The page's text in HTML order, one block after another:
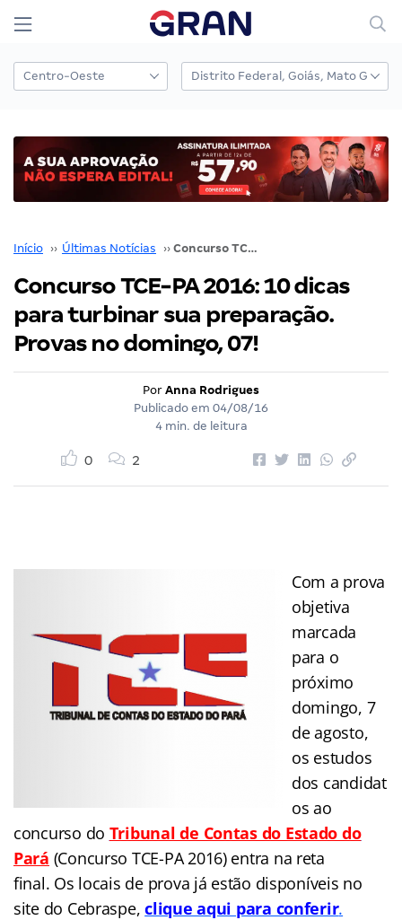
Início ›› Últimas Notícias ›› Concurso TCE-PA 2016: 10 dicas para turbinar sua preparação. Provas no domingo, 07!
Concurso TCE-PA 2016: 10 dicas
para turbinar sua preparação.
Provas no domingo, 07!
Por Anna Rodrigues
Publicado em 04/08/16
4 min. de leitura
0 2
Com a prova
objetiva
marcada
para o
próximo
domingo, 7
de agosto,
os estudos
dos candidat
os ao
concurso do Tribunal de Contas do Estado do
Pará (Concurso TCE-PA 2016) entra na reta
final. Os locais de prova já estão disponíveis no
site do Cebraspe,clique aqui para conferir.